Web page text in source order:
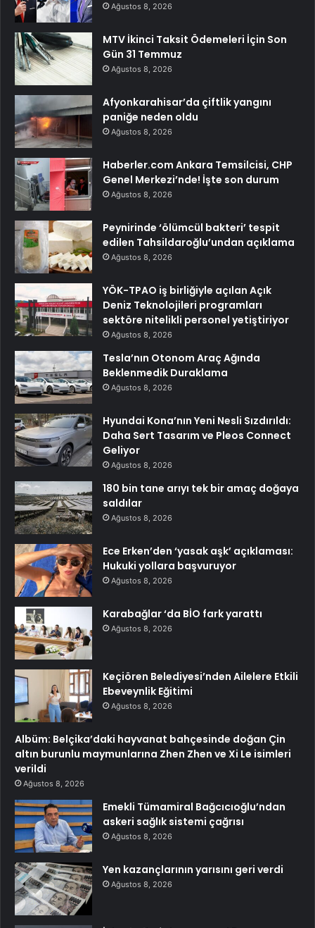
Ağustos 8, 2026
MTV İkinci Taksit Ödemeleri İçin Son
Gün 31 Temmuz
Ağustos 8, 2026
Afyonkarahisar’da çiftlik yangını
paniğe neden oldu
Ağustos 8, 2026
Haberler.com Ankara Temsilcisi, CHP
Genel Merkezi’nde! İşte son durum
Ağustos 8, 2026
Peynirinde ‘ölümcül bakteri’ tespit
edilen Tahsildaroğlu’undan açıklama
Ağustos 8, 2026
YÖK-TPAO iş birliğiyle açılan Açık
Deniz Teknolojileri programları
sektöre nitelikli personel yetiştiriyor
Ağustos 8, 2026
Tesla’nın Otonom Araç Ağında
Beklenmedik Duraklama
Ağustos 8, 2026
Hyundai Kona’nın Yeni Nesli Sızdırıldı:
Daha Sert Tasarım ve Pleos Connect
Geliyor
Ağustos 8, 2026
180 bin tane arıyı tek bir amaç doğaya
saldılar
Ağustos 8, 2026
Ece Erken’den ‘yasak aşk’ açıklaması:
Hukuki yollara başvuruyor
Ağustos 8, 2026
Karabağlar ‘da BİO fark yarattı
Ağustos 8, 2026
Keçiören Belediyesi’nden Ailelere Etkili
Ebeveynlik Eğitimi
Ağustos 8, 2026
Albüm: Belçika’daki hayvanat bahçesinde doğan Çin
altın burunlu maymunlarına Zhen Zhen ve Xi Le isimleri
verildi
Ağustos 8, 2026
Emekli Tümamiral Bağcıcıoğlu’ndan
askeri sağlık sistemi çağrısı
Ağustos 8, 2026
Yen kazançlarının yarısını geri verdi
Ağustos 8, 2026